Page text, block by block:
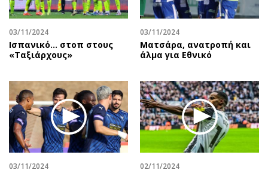
03/11/2024
Ισπανικό... στοπ στους
«Ταξιάρχους»
03/11/2024
Ματσάρα, ανατροπή και
άλμα για Εθνικό
03/11/2024 02/11/2024